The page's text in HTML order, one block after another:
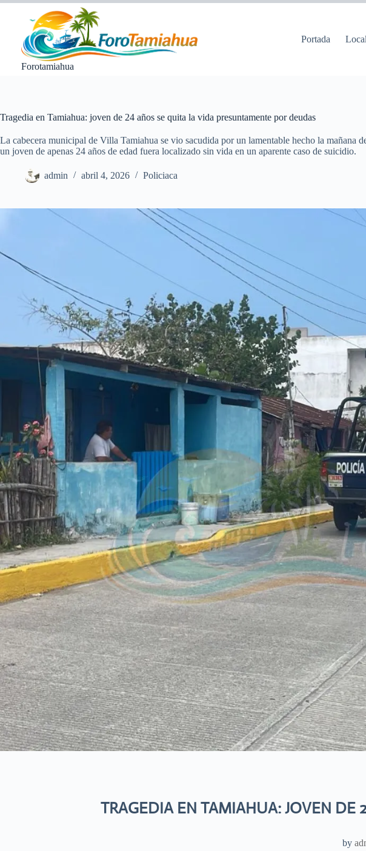
Saltar
contenido
Forotamiahua
Portada Local
Tragedia en Tamiahua: joven de 24 años se quita la vida presuntamente por deudas
La cabecera municipal de Villa Tamiahua se vio sacudida por un lamentable hecho la mañana
un joven de apenas 24 años de edad fuera localizado sin vida en un aparente caso de suicidio.
admin abril 4, 2026 Policiaca
TRAGEDIA EN TAMIAHUA: JOVEN DE
by